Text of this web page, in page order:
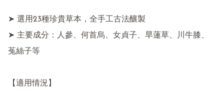
➤ 選用23種珍貴草本，全手工古法釀製
➤ 主要成分：人參、何首烏、女貞子、旱蓮草、川牛膝、
菟絲子等
【適用情況】